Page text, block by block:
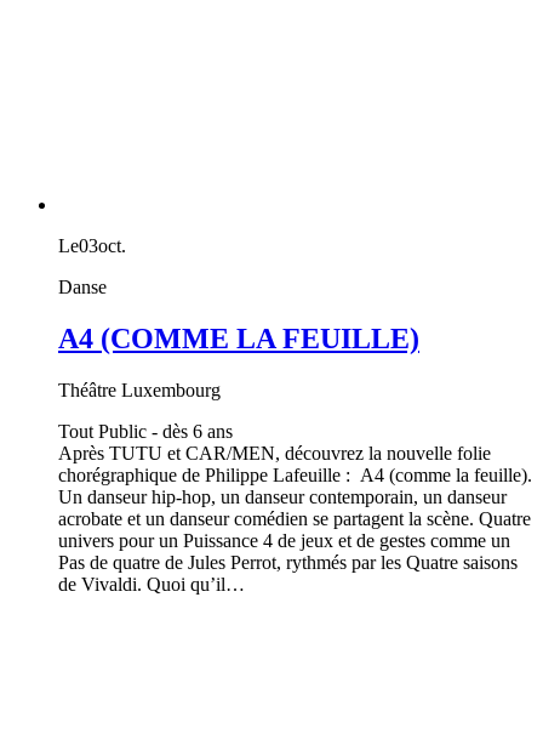
Le03oct.
Danse
A4 (COMME LA FEUILLE)
Théâtre Luxembourg
Tout Public - dès 6 ans
Après TUTU et CAR/MEN, découvrez la nouvelle folie
chorégraphique de Philippe Lafeuille : A4 (comme la feuille).
Un danseur hip-hop, un danseur contemporain, un danseur
acrobate et un danseur comédien se partagent la scène. Quatre
univers pour un Puissance 4 de jeux et de gestes comme un
Pas de quatre de Jules Perrot, rythmés par les Quatre saisons
de Vivaldi. Quoi qu’il…